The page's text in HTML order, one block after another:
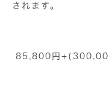
されます。
85,800円